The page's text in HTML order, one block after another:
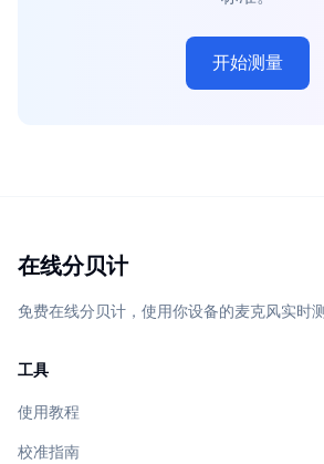
开始测量
在线分贝计
免费在线分贝计，使用你设备的麦克风实时
工具
使用教程
校准指南